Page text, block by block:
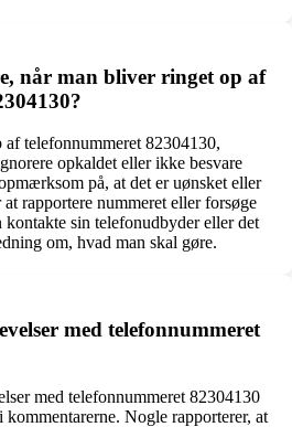
når man bliver ringet op af
telefonnummeret 82304130,
opkaldet eller ikke besvare
på, at det er uønsket eller
rapportere nummeret eller forsøge
kontakte sin telefonudbyder eller det
om, hvad man skal gøre.
med telefonnummeret
med telefonnummeret 82304130
kommentarerne. Nogle rapporterer, at